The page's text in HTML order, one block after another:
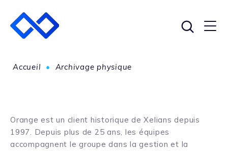
Accueil • Archivage physique
Orange est un client historique de Xelians depuis
1997. Depuis plus de 25 ans, les équipes
accompagnent le groupe dans la gestion et la